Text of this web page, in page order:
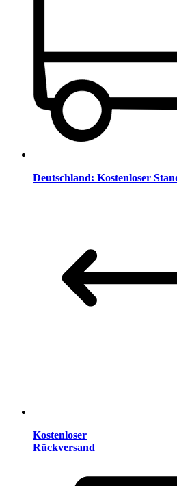
Deutschland: Kostenloser
Kostenloser
Rückversand